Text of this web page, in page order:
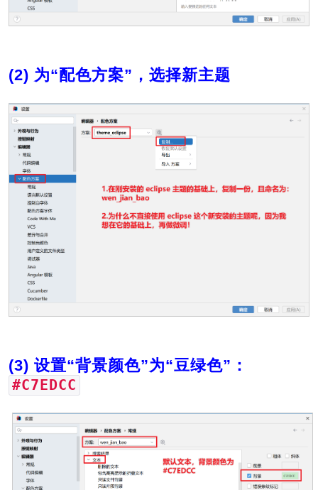
(2) 为“配色方案”，选择新主题
(3) 设置“背景颜色”为“豆绿色”：
#C7EDCC